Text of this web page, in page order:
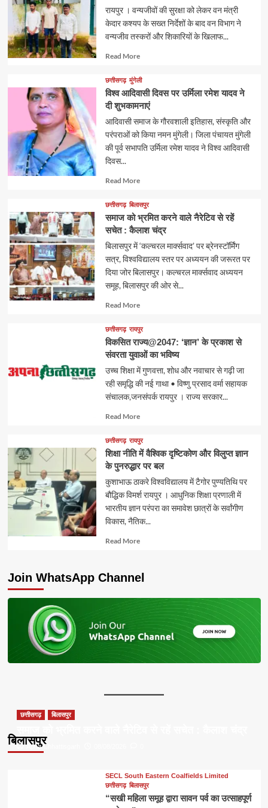
रायपुर । वन्यजीवों की सुरक्षा को लेकर वन मंत्री
केदार कश्यप के सख्त निर्देशों के बाद वन विभाग ने
वन्यजीव तस्करों और शिकारियों के खिलाफ...
Read MoreRead
about
छत्तीसगढ़ मुंगेली
विश्व आदिवासी दिवस पर उर्मिला रमेश यादव ने
दी शुभकामनाएं
आदिवासी समाज के गौरवशाली इतिहास, संस्कृति और
परंपराओं को किया नमन मुंगेली। जिला पंचायत मुंगेली
की पूर्व सभापति उर्मिला रमेश यादव ने विश्व आदिवासी
दिवस...
Read MoreRead
about
छत्तीसगढ़ बिलासपुर
समाज को भ्रमित करने वाले नैरेटिव से रहें
सचेत : कैलाश चंद्र
बिलासपुर में ‘कल्चरल मार्क्सवाद’ पर ब्रेनस्टॉर्मिंग
सत्र, विश्वविद्यालय स्तर पर अध्ययन की जरूरत पर
दिया जोर बिलासपुर। कल्चरल मार्क्सवाद अध्ययन
समूह, बिलासपुर की ओर से...
Read MoreRead
about
छत्तीसगढ़ रायपुर
विकसित राज्य@2047: ‘ज्ञान’ के प्रकाश से
संवरता युवाओं का भविष्य
उच्च शिक्षा में गुणवत्ता, शोध और नवाचार से गढ़ी जा
रही समृद्धि की नई गाथा • विष्णु प्रसाद वर्मा सहायक
संचालक,जनसंपर्क रायपुर । राज्य सरकार...
Read MoreRead
about
छत्तीसगढ़ रायपुर
शिक्षा नीति में वैश्विक दृष्टिकोण और विलुप्त ज्ञान
के पुनरुद्धार पर बल
कुशाभाऊ ठाकरे विश्वविद्यालय में टैगोर पुण्यतिथि पर
बौद्धिक विमर्श रायपुर । आधुनिक शिक्षा प्रणाली में
भारतीय ज्ञान परंपरा का समावेश छात्रों के सर्वांगीण
विकास, नैतिक...
Read MoreRead
Join WhatsApp Channel
बिलासपुर
छत्तीसगढ़ बिलासपुर
Apna Chhattisgarh
SECL South Eastern Coalfields Limited
छत्तीसगढ़ बिलासपुर
“सखी महिला समूह द्वारा सावन पर्व का उत्साहपूर्ण